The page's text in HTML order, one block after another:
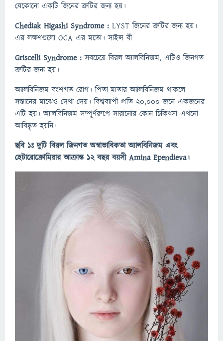
যেকোনো একটি জিনের ত্রুটির জন্য হয়।
Chediak Higashi Syndrome : LYST জিনের ত্রুটির জন্য হয়।
এর লক্ষণগুলো OCA এর মতো। সাইন্স বী
Griscelli Syndrome :সবচেয়ে বিরল অ্যালবিনিজম, এটিও জিনগত
ত্রুটির জন্য হয়।
অ্যালবিনিজম বংশগত রোগ। পিতা-মাতার অ্যালবিনিজম থাকলে
সন্তানের মাঝেও দেখা দেয়। বিশ্বব্যাপী প্রতি ২০,০০০ জনে একজনের
এটি হয়। অ্যালবিনিজম সম্পূর্ণরুপে সারানোর কোন চিকিৎসা এখনো
আবিষ্কৃত হয়নি।
ছবি ১ঃ দুটি বিরল জিনগত অস্বাভাবিকতা অ্যালবিনিজম এবং
হেটারোক্রোমিয়ার আক্রান্ত ১২ বছর বয়সী Amina Ependieva।